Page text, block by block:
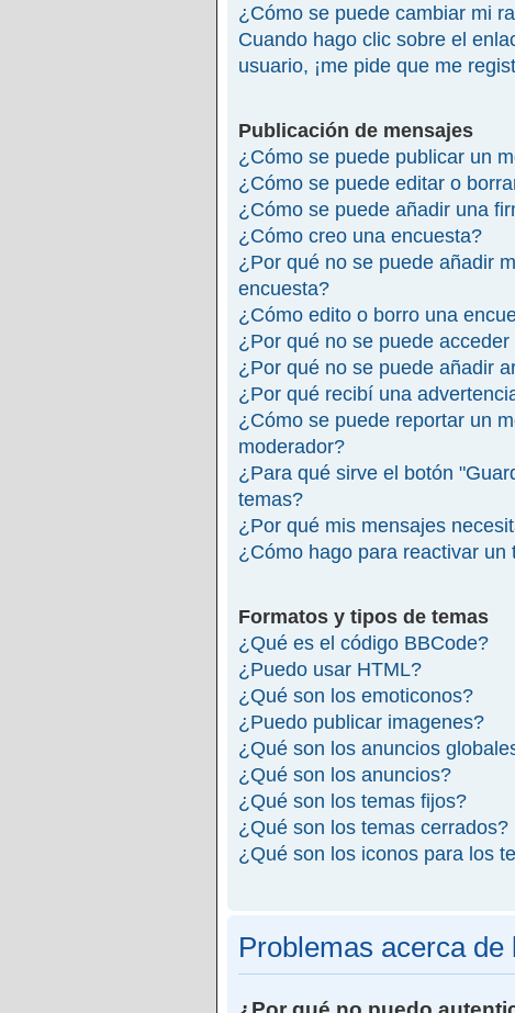
¿Cómo se puede cambiar mi
Cuando hago clic sobre el
usuario, ¡me pide que me
Publicación de mensajes
¿Cómo se puede publicar un
¿Cómo se puede editar o
¿Cómo se puede añadir una
¿Cómo creo una encuesta?
¿Por qué no se puede añadir
encuesta?
¿Cómo edito o borro una
¿Por qué no se puede
¿Por qué no se puede añadir
¿Por qué recibí una
¿Cómo se puede reportar un
moderador?
¿Para qué sirve el botón
temas?
¿Por qué mis mensajes
¿Cómo hago para reactivar un
Formatos y tipos de temas
¿Qué es el código BBCode?
¿Puedo usar HTML?
¿Qué son los emoticonos?
¿Puedo publicar imagenes?
¿Qué son los anuncios
¿Qué son los anuncios?
¿Qué son los temas fijos?
¿Qué son los temas cerrados?
¿Qué son los iconos para los
Problemas acerca